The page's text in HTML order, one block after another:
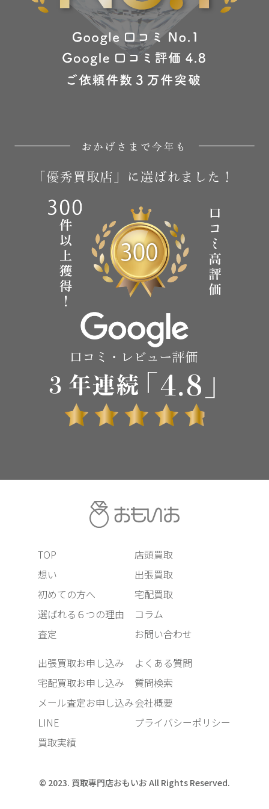
TOP
想い
初めての方へ
選ばれる６つの理由
査定
店頭買取
出張買取
宅配買取
コラム
お問い合わせ
出張買取お申し込み
宅配買取お申し込み
メール査定お申し込み
LINE
買取実績
よくある質問
質問検索
会社概要
プライバシーポリシー
© 2023. 買取専門店おもいお All Rights Reserved.